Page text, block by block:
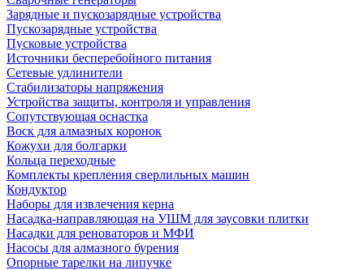
Зарядные и пускозарядные устройства
Пускозарядные устройства
Пусковые устройства
Источники бесперебойного питания
Сетевые удлинители
Стабилизаторы напряжения
Устройства защиты, контроля и управления
Сопутствующая оснастка
Воск для алмазных коронок
Кожухи для болгарки
Кольца переходные
Комплекты крепления сверлильных машин
Кондуктор
Наборы для извлечения керна
Насадка-направляющая на УШМ для заусовки плитки
Насадки для реноваторов и МФИ
Насосы для алмазного бурения
Опорные тарелки на липучке